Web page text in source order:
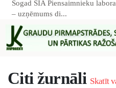
Šogad SIA Piensaimnieku
– uzņēmums di...
Citi žurnāli Skatīt